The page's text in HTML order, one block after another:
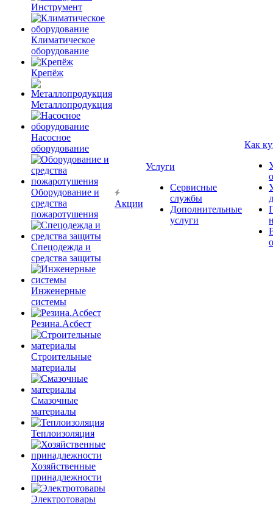
Инструмент
Климатическое
оборудование
Крепёж
Металлопродукция
Насосное
оборудование
Оборудование и
средства
пожаротушения
Спецодежда и
средства защиты
Инженерные
системы
Резина.Асбест
Строительные
материалы
Смазочные
материалы
Теплоизоляция
Хозяйственные
принадлежности
Электротовары
Акции
Услуги
Сервисные
службы
Дополнительные
услуги
Как